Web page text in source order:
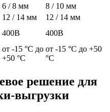
6 / 8 мм
8 / 10 мм
12 / 14 мм
12 / 14 мм
400B
400B
от -15 °С до
+50 °С
от -15 °С до +50
°С
решение для
выгрузки